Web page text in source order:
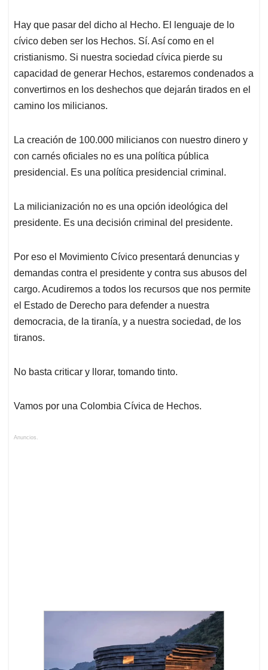
Hay que pasar del dicho al Hecho. El lenguaje de lo
cívico deben ser los Hechos. Sí. Así como en el
cristianismo. Si nuestra sociedad cívica pierde su
capacidad de generar Hechos, estaremos condenados a
convertirnos en los deshechos que dejarán tirados en el
camino los milicianos.
La creación de 100.000 milicianos con nuestro dinero y
con carnés oficiales no es una política pública
presidencial. Es una política presidencial criminal.
La milicianización no es una opción ideológica del
presidente. Es una decisión criminal del presidente.
Por eso el Movimiento Cívico presentará denuncias y
demandas contra el presidente y contra sus abusos del
cargo. Acudiremos a todos los recursos que nos permite
el Estado de Derecho para defender a nuestra
democracia, de la tiranía, y a nuestra sociedad, de los
tiranos.
No basta criticar y llorar, tomando tinto.
Vamos por una Colombia Cívica de Hechos.
Anuncios.